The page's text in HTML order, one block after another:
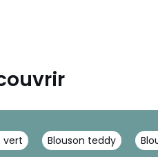
vert Blouson teddy